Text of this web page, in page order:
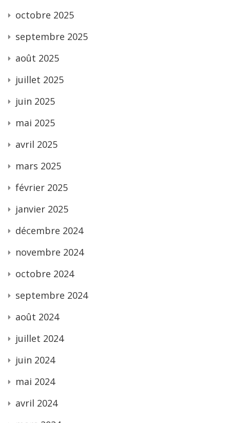
octobre 2025
septembre 2025
août 2025
juillet 2025
juin 2025
mai 2025
avril 2025
mars 2025
février 2025
janvier 2025
décembre 2024
novembre 2024
octobre 2024
septembre 2024
août 2024
juillet 2024
juin 2024
mai 2024
avril 2024